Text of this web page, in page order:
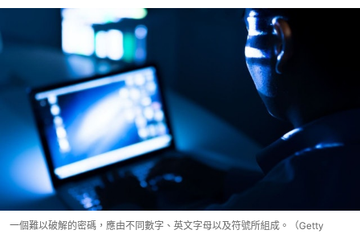
一個難以破解的密碼，應由不同數字、英文字母以及符號所組成。（Getty